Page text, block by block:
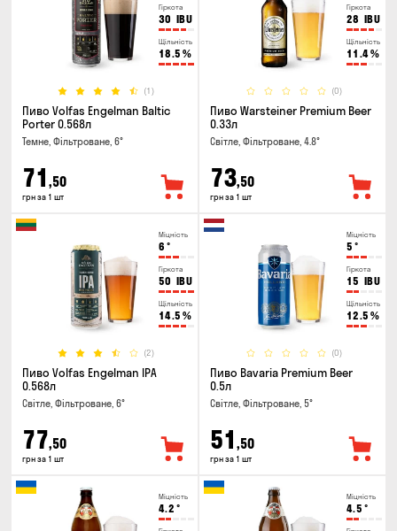
Гіркота
30 IBU
Щільність
18.5 %
(1)
Пиво Volfas Engelman Baltic
Porter 0.568л
Темне, Фільтроване, 6°
71 ,50
грн за 1 шт
Гіркота
28 IBU
Щільність
11.4%
(0)
Пиво Warsteiner Premium Beer
0.33л
Світле, Фільтроване, 4.8°
73,50
грн за 1 шт
Міцність
6 °
Гіркота
50 IBU
Щільність
14.5 %
(2)
Пиво Volfas Engelman IPA
0.568л
Світле, Фільтроване, 6°
77,50
грн за 1 шт
Міцність
5 °
Гіркота
15 IBU
Щільність
12.5 %
(0)
Пиво Bavaria Premium Beer
0.5л
Світле, Фільтроване, 5°
51 ,50
грн за 1 шт
Міцність
4.2 °
Міцність
4.5 °